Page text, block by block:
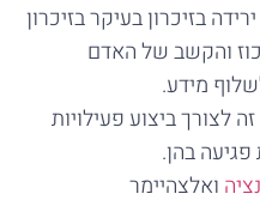
בזיכרון בעיקר בזיכרון
והקשב של האדם
מידע.
לצורך ביצוע פעילויות
פגיעה בהן.
ואלצהיימר